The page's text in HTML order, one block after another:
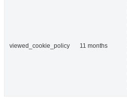
viewed_cookie_policy 11 months